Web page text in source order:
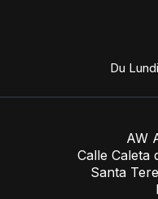
Du
AW
Calle Caleta
Santa